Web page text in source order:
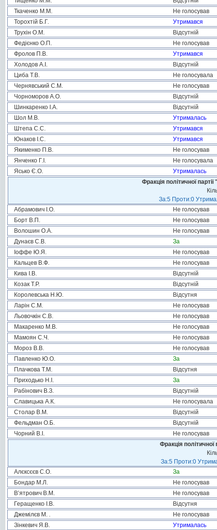
Ткаченко М.М.
Не голосував
Торохтій Б.Г.
Утримався
Трухін О.М.
Відсутній
Федієнко О.П.
Не голосував
Фролов П.В.
Утримався
Холодов А.І.
Відсутній
Циба Т.В.
Не голосувала
Чернявський С.М.
Не голосував
Чорноморов А.О.
Відсутній
Шинкаренко І.А.
Відсутній
Шол М.В.
Утрималась
Штепа С.С.
Утримався
Юнаков І.С.
Утримався
Якименко П.В.
Не голосував
Янченко Г.І.
Не голосувала
Ясько Є.О.
Утрималась
Фракція політичної
За:5 Проти:0
Абрамович І.О.
Не голосував
Борт В.П.
Не голосував
Волошин О.А.
Не голосував
Дунаєв С.В.
За
Іоффе Ю.Я.
Не голосував
Кальцев В.Ф.
Не голосував
Кива І.В.
Відсутній
Козак Т.Р.
Відсутній
Королевська Н.Ю.
Відсутня
Ларін С.М.
Не голосував
Льовочкін С.В.
Не голосував
Макаренко М.В.
Не голосував
Мамоян С.Ч.
Не голосував
Мороз В.В.
Не голосував
Павленко Ю.О.
За
Плачкова Т.М.
Відсутня
Приходько Н.І.
За
Рабінович В.З.
Відсутній
Славицька А.К.
Не голосувала
Столар В.М.
Відсутній
Фельдман О.Б.
Відсутній
Чорний В.І.
Не голосував
Фракція
За:5 Проти:0
Алєксєєв С.О.
За
Бондар М.Л.
Не голосував
В’ятрович В.М.
Не голосував
Геращенко І.В.
Відсутня
Джемілєв М. .
Не голосував
Зінкевич Я.В.
Утрималась